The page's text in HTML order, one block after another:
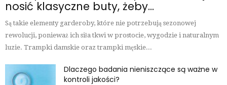
nosić klasyczne buty, żeby...
Są takie elementy garderoby, które nie potrzebują sezonowej
rewolucji, ponieważ ich siła tkwi w prostocie, wygodzie i naturalnym
luzie. Trampki damskie oraz trampki męskie...
Dlaczego badania nieniszczące są ważne w
kontroli jakości?